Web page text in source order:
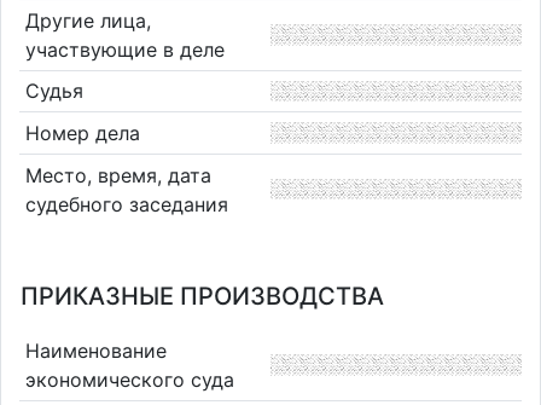
Другие лица,
участвующие в деле
Судья
Номер дела
Место, время, дата
судебного заседания
ПРИКАЗНЫЕ ПРОИЗВОДСТВА
Наименование
экономического суда